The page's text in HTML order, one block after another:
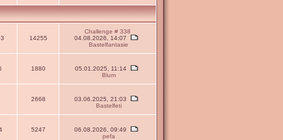
14255
Challenge # 338
04.08.2026, 14:07
Bastelfantasie
1880
05.01.2025, 11:14
Blum
2668
03.06.2025, 21:03
Bastelfeti
5247
06.08.2026, 09:49
pefa